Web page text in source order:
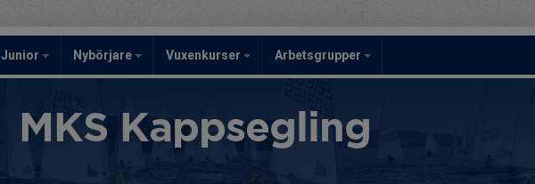
Junior Nybörjare Vuxenkurser Arbetsgrupper
MKS Kappsegling